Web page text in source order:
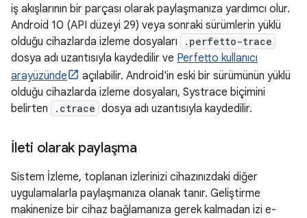
iş akışlarının bir parçası olarak paylaşmanıza yardımcı olur.
Android 10 (API düzeyi 29) veya sonraki sürümlerin yüklü
olduğu cihazlarda izleme dosyaları
.perfetto-trace
dosya adı uzantısıyla kaydedilir ve Perfetto kullanıcı
arayüzünde
açılabilir. Android'in eski bir sürümünün yüklü
olduğu cihazlarda izleme dosyaları, Systrace biçimini
belirten
.ctrace dosya adı uzantısıyla kaydedilir.
İleti olarak paylaşma
Sistem İzleme, toplanan izlerinizi cihazınızdaki diğer
uygulamalarla paylaşmanıza olanak tanır. Geliştirme
makinenize bir cihaz bağlamanıza gerek kalmadan izi e-